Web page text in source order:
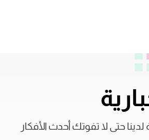
حتى لا تفوتك أحدث الأفكار